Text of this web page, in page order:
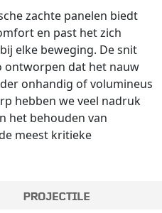
zachte panelen biedt
en past het zich
elke beweging. De snit
ontworpen dat het nauw
onhandig of volumineus
hebben we veel nadruk
het behouden van
meest kritieke